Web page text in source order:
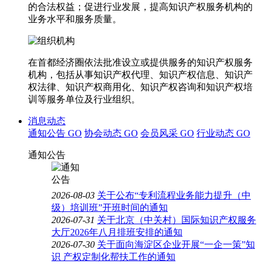
的合法权益；促进行业发展，提高知识产权服务机构的
业务水平和服务质量。
在首都经济圈依法批准设立或提供服务的知识产权服务
机构，包括从事知识产权代理、知识产权信息、知识产
权法律、知识产权商用化、知识产权咨询和知识产权培
训等服务单位及行业组织。
消息动态
通知公告 GO 协会动态 GO 会员风采 GO 行业动态 GO
通知公告
2026-08-03 关于公布“专利流程业务能力提升（中
级）培训班”开班时间的通知
2026-07-31 关于北京（中关村）国际知识产权服务
大厅2026年八月排班安排的通知
2026-07-30 关于面向海淀区企业开展“一企一策”知
识 产权定制化帮扶工作的通知